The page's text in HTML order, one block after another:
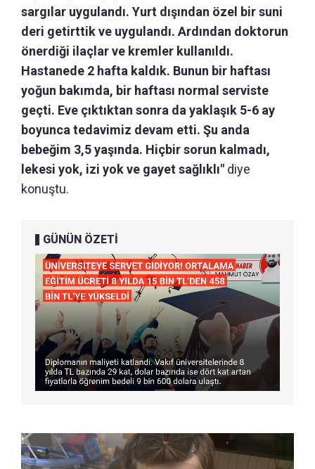
sargılar uygulandı. Yurt dışından özel bir suni
deri getirttik ve uygulandı. Ardından doktorun
önerdiği ilaçlar ve kremler kullanıldı.
Hastanede 2 hafta kaldık. Bunun bir haftası
yoğun bakımda, bir haftası normal serviste
geçti. Eve çıktıktan sonra da yaklaşık 5-6 ay
boyunca tedavimiz devam etti. Şu anda
bebeğim 3,5 yaşında. Hiçbir sorun kalmadı,
lekesi yok, izi yok ve gayet sağlıklı" diye
konuştu.
GÜNÜN ÖZETİ